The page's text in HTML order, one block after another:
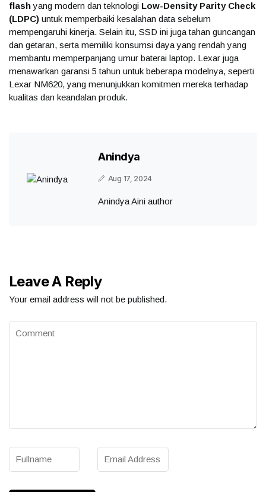
flashyang modern dan teknologi Low-Density Parity Check
(LDPC) untuk memperbaiki kesalahan data sebelum
mempengaruhi kinerja. Selain itu, SSD ini juga tahan guncangan
dan getaran, serta memiliki konsumsi daya yang rendah yang
membantu memperpanjang umur baterai laptop. Lexar juga
menawarkan garansi 5 tahun untuk beberapa modelnya, seperti
Lexar NM620, yang menunjukkan komitmen mereka terhadap
kualitas dan keandalan produk.
Anindya
Aug 17, 2024
Anindya Aini author
Leave A Reply
Your email address will not be published.